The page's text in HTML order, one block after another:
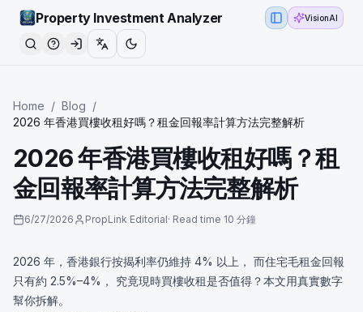
Property Investment Analyzer Toggle Sidebar
VisionAI
Home / Blog /
2026 年香港買樓收租好嗎？租金回報率計算方法完整解析
2026 年香港買樓收租好嗎？租
金回報率計算方法完整解析
6/27/2026 PropLink Editorial· Read time 10 分鐘
2026 年，香港銀行按揭利率仍維持 4% 以上， 而住宅毛租金回報
只有約 2.5%–4%， 究竟現時買樓收租是否值得？本文用真實數字
幫你拆解。